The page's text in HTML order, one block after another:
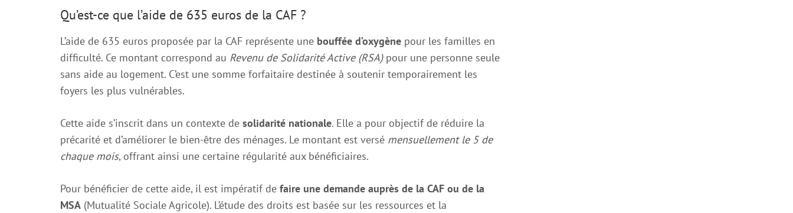
Qu’est-ce que l’aide de 635 euros de la CAF ?
L’aide de 635 euros proposée par la CAF représente une bouffée d’oxygène pour les familles en
difficulté. Ce montant correspond au Revenu de Solidarité Active (RSA)pour une personne seule
sans aide au logement. C’est une somme forfaitaire destinée à soutenir temporairement les
foyers les plus vulnérables.
Cette aide s’inscrit dans un contexte de solidarité nationale. Elle a pour objectif de réduire la
précarité et d’améliorer le bien-être des ménages. Le montant est versé mensuellement le 5 de
chaque mois, offrant ainsi une certaine régularité aux bénéficiaires.
Pour bénéficier de cette aide, il est impératif de faire une demande auprès de la CAF ou de la
MSA (Mutualité Sociale Agricole). L’étude des droits est basée sur les ressources et la